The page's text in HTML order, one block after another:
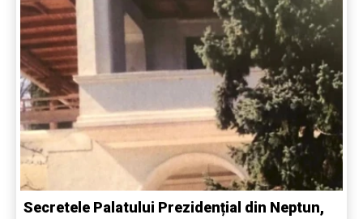
Secretele Palatului Prezidențial din Neptun,